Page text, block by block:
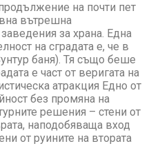
на почти пет
вътрешна
за храна. Една
на сградата е, че в
баня). Тя също беше
е част от веригата на
атракция Едно от
без промяна на
решения – стени от
наподобяваща вход
от руините на втората